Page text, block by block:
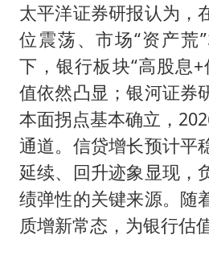
太平洋证券研报认为，
位震荡、市场“资产荒
下，银行板块“高股息
值依然凸显；银河证券
本面拐点基本确立，
通道。信贷增长预计平
延续、回升迹象显现，
绩弹性的关键来源。随
质增新常态，为银行估